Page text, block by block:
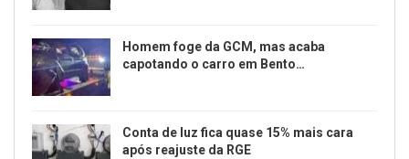
Homem foge da GCM, mas acaba
capotando o carro em Bento…
Conta de luz fica quase 15% mais cara
após reajuste da RGE